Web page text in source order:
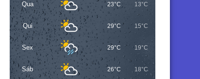
Qua 23°C 13°C
Qui 29°C 15°C
Sex 29°C 19°C
Sáb 26°C 18°C